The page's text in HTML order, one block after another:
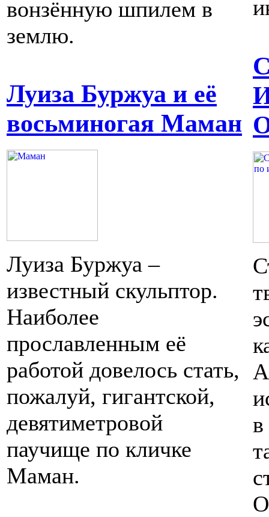
вонзённую шпилем в
землю.
Луиза Буржуа и её
восьминогая Маман
Луиза Буржуа –
известный скульптор.
Наиболее
прославленным её
работой довелось стать,
пожалуй, гигантской,
девятиметровой
паучище по кличке
Маман.
в